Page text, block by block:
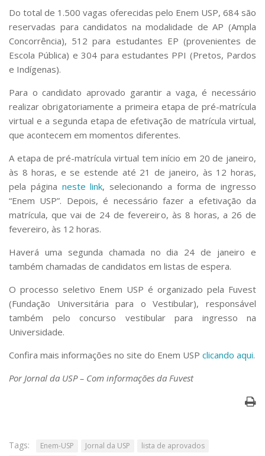
Do total de 1.500 vagas oferecidas pelo Enem USP, 684 são
reservadas para candidatos na modalidade de AP (Ampla
Concorrência), 512 para estudantes EP (provenientes de
Escola Pública) e 304 para estudantes PPI (Pretos, Pardos
e Indígenas).
Para o candidato aprovado garantir a vaga, é necessário
realizar obrigatoriamente a primeira etapa de pré-matrícula
virtual e a segunda etapa de efetivação de matrícula virtual,
que acontecem em momentos diferentes.
A etapa de pré-matrícula virtual tem início em 20 de janeiro,
às 8 horas, e se estende até 21 de janeiro, às 12 horas,
pela página neste link, selecionando a forma de ingresso
“Enem USP”. Depois, é necessário fazer a efetivação da
matrícula, que vai de 24 de fevereiro, às 8 horas, a 26 de
fevereiro, às 12 horas.
Haverá uma segunda chamada no dia 24 de janeiro e
também chamadas de candidatos em listas de espera.
O processo seletivo Enem USP é organizado pela Fuvest
(Fundação Universitária para o Vestibular), responsável
também pelo concurso vestibular para ingresso na
Universidade.
Confira mais informações no site do Enem USP clicando aqui.
Por Jornal da USP – Com informações da Fuvest
Tags: Enem-USP Jornal da USP
lista de aprovados